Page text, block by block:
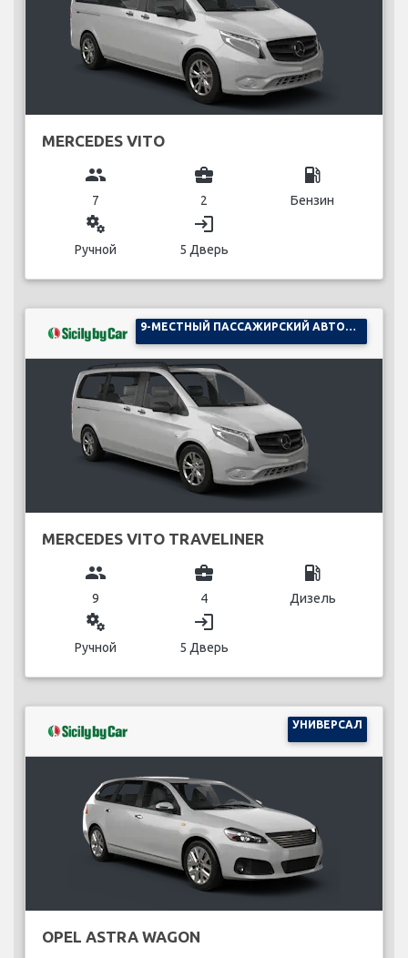
MERCEDES VITO
group
7
business_center
2
local_gas_station
Бензин
miscellaneous_services
Ручной
login
5 Дверь
MERCEDES VITO TRAVELINER
group
9
business_center
4
local_gas_station
Дизель
miscellaneous_services
Ручной
login
5 Дверь
УНИВЕРСАЛ
OPEL ASTRA WAGON